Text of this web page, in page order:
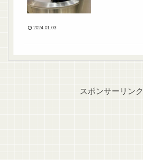
2024.01.03
スポンサーリンク